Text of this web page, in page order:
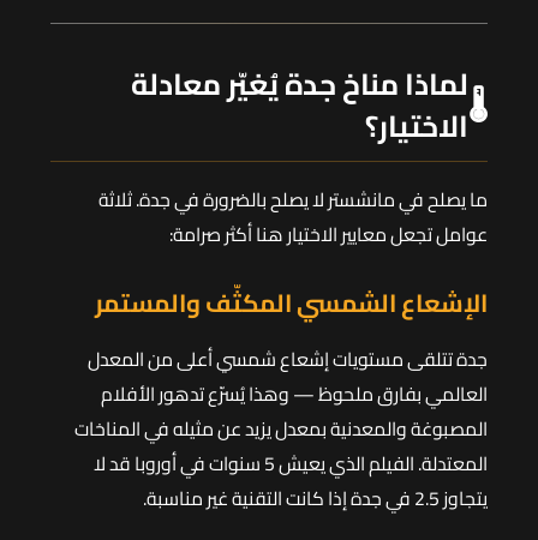
🌡️لماذا مناخ جدة يُغيّر معادلة
الاختيار؟
ما يصلح في مانشستر لا يصلح بالضرورة في جدة. ثلاثة
عوامل تجعل معايير الاختيار هنا أكثر صرامة:
الإشعاع الشمسي المكثّف والمستمر
جدة تتلقى مستويات إشعاع شمسي أعلى من المعدل
العالمي بفارق ملحوظ — وهذا يُسرّع تدهور الأفلام
المصبوغة والمعدنية بمعدل يزيد عن مثيله في المناخات
المعتدلة. الفيلم الذي يعيش 5 سنوات في أوروبا قد لا
يتجاوز 2.5 في جدة إذا كانت التقنية غير مناسبة.